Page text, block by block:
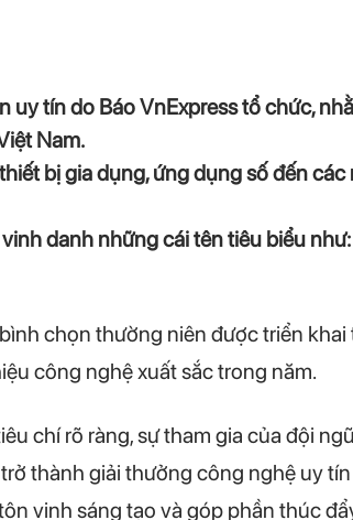
tín do Báo VnExpress tổ chức,
Nam.
bị gia dụng, ứng dụng số đến các
danh những cái tên tiêu biểu
chọn thường niên được triển khai
công nghệ xuất sắc trong năm.
chí rõ ràng, sự tham gia của đội
thành giải thưởng công nghệ uy
vinh sáng tạo và góp phần thúc